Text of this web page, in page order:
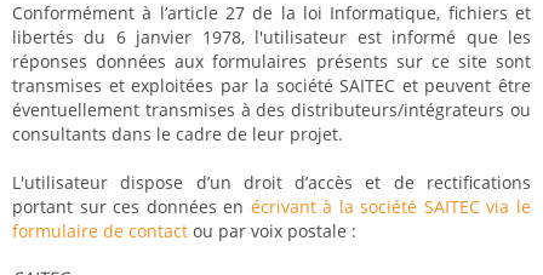
Conformément à l’article 27 de la loi Informatique, fichiers et
libertés du 6 janvier 1978, l'utilisateur est informé que les
réponses données aux formulaires présents sur ce site sont
transmises et exploitées par la société SAITEC et peuvent être
éventuellement transmises à des distributeurs/intégrateurs ou
consultants dans le cadre de leur projet.
L'utilisateur dispose d’un droit d’accès et de rectifications
portant sur ces données en écrivant à la société SAITEC via le
formulaire de contact ou par voix postale :